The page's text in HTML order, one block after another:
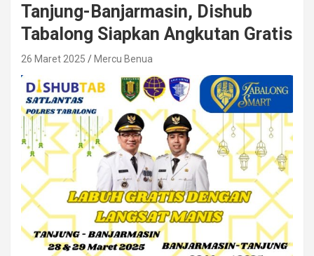
Tanjung-Banjarmasin, Dishub
Tabalong Siapkan Angkutan Gratis
26 Maret 2025 Mercu Benua